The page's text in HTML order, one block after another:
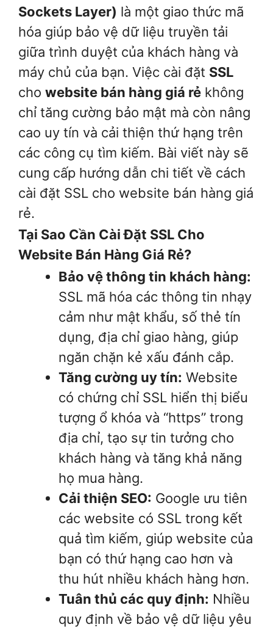
Sockets Layer) là một giao thức mã
hóa giúp bảo vệ dữ liệu truyền tải
giữa trình duyệt của khách hàng và
máy chủ của bạn. Việc cài đặt SSL
cho website bán hàng giá rẻ không
chỉ tăng cường bảo mật mà còn nâng
cao uy tín và cải thiện thứ hạng trên
các công cụ tìm kiếm. Bài viết này sẽ
cung cấp hướng dẫn chi tiết về cách
cài đặt SSL cho website bán hàng giá
rẻ.
Tại Sao Cần Cài Đặt SSL Cho
Website Bán Hàng Giá Rẻ?
Bảo vệ thông tin khách hàng:
SSL mã hóa các thông tin nhạy
cảm như mật khẩu, số thẻ tín
dụng, địa chỉ giao hàng, giúp
ngăn chặn kẻ xấu đánh cắp.
Tăng cường uy tín: Website
có chứng chỉ SSL hiển thị biểu
tượng ổ khóa và “https” trong
địa chỉ, tạo sự tin tưởng cho
khách hàng và tăng khả năng
họ mua hàng.
Cải thiện SEO: Google ưu tiên
các website có SSL trong kết
quả tìm kiếm, giúp website của
bạn có thứ hạng cao hơn và
thu hút nhiều khách hàng hơn.
Tuân thủ các quy định: Nhiều
quy định về bảo vệ dữ liệu yêu